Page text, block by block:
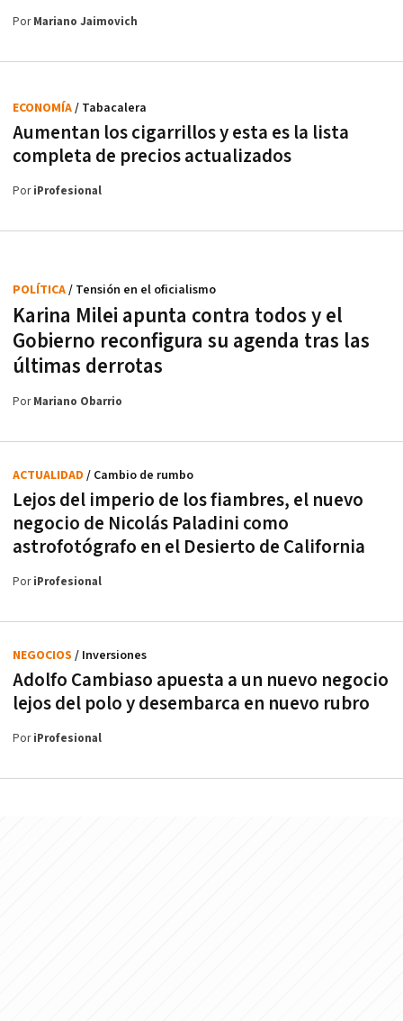
PorMariano Jaimovich
Aumentan los cigarrillos y esta es la lista
completa de precios actualizados
ECONOMÍA/ Tabacalera
PoriProfesional
Karina Milei apunta contra todos y el
Gobierno reconfigura su agenda tras las
últimas derrotas
POLÍTICA/ Tensión en el oficialismo
PorMariano Obarrio
Lejos del imperio de los fiambres, el nuevo
negocio de Nicolás Paladini como
astrofotógrafo en el Desierto de California
ACTUALIDAD / Cambio de rumbo
PoriProfesional
Adolfo Cambiaso apuesta a un nuevo negocio
lejos del polo y desembarca en nuevo rubro
NEGOCIOS / Inversiones
PoriProfesional